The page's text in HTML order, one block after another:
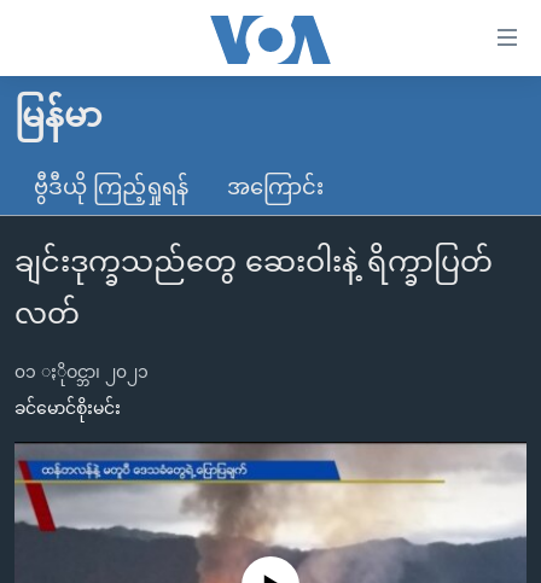
လွယ်ကူ
စေ
သည့်
Link
များ
ပင်မ
သို့
ကျော်
ကြည့်
ရန်
ပင်မ
မူလစာမျက်နှာ
မြန်မာ
ကမ္ဘာ့သတင်းများ
နိုင်ငံတကာ
အမေရိကန်
အစ္စရေး-ပါလက်စတိုင်း
ဗွီဒီယို
သတင်းလွတ်လပ်ခွင့်
အင်္ဂလိပ်စာလေ့လာမယ်
မကြေးမုံရဲ့ အင်္ဂလိပ်စာ
ရုပ်ရှင်ထဲက အင်္ဂလိပ်စာ
သုတပဒေသာ အင်္ဂလိပ်စာ
ရေဒီယို
တီဗွီ
ရေဒီယိုနှင့်ရုပ်သံ အချက်အလက်များ
ရေဒီယို/တီဗွီအစီအစဉ်
မြန်မာ
ဗွီဒီယို ကြည့်ရှုရန် အကြောင်း
ချင်းဒုက္ခသည်တွေ ဆေးဝါးနဲ့ ရိက္ခာပြတ်
လတ်
၀၁ ႏိုဝင္ဘာ၊ ၂၀၂၁
ခင်မောင်စိုးမင်း